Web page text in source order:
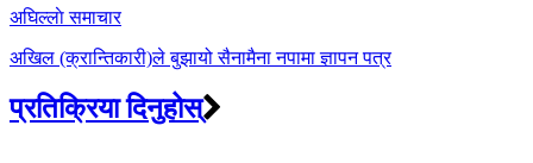
अघिल्लाे समाचार
अखिल (क्रान्तिकारी)ले बुझायो सैनामैना नपामा ज्ञापन पत्र
प्रतिक्रिया दिनुहोस्